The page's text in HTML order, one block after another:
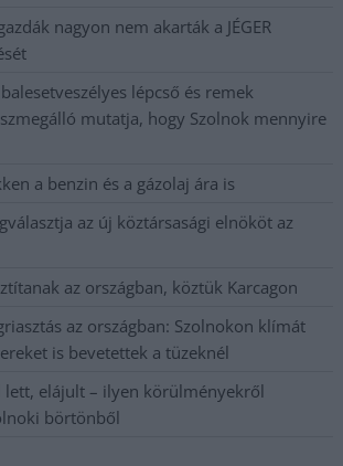
nagyon nem akarták a JÉGER
lépcső és remek
mutatja, hogy Szolnok mennyire
a benzin és a gázolaj ára is
az új köztársasági elnököt az
az országban, köztük Karcagon
az országban: Szolnokon klímát
is bevetettek a tüzeknél
lett, elájult – ilyen körülményekről
börtönből